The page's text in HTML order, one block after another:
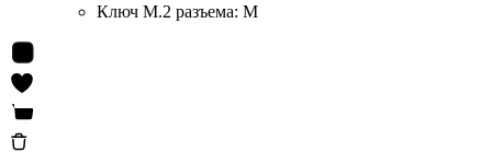
Ключ M.2 разъема: М